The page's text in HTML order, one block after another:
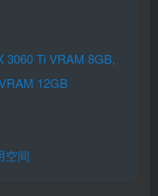
3060 Ti VRAM 8GB,
12GB
空间